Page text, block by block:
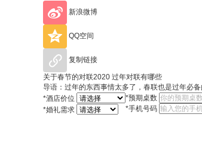
新浪微博
QQ空间
复制链接
关于春节的对联2020 过年对联有哪些
导语：过年的东西事情太多了，春联也是过年必
*酒店价位
*婚礼需求
*预期桌数
*手机号码